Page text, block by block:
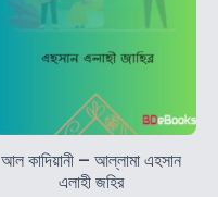
আল কাদিয়ানী – আল্লামা এহসান
এলাহী জহির